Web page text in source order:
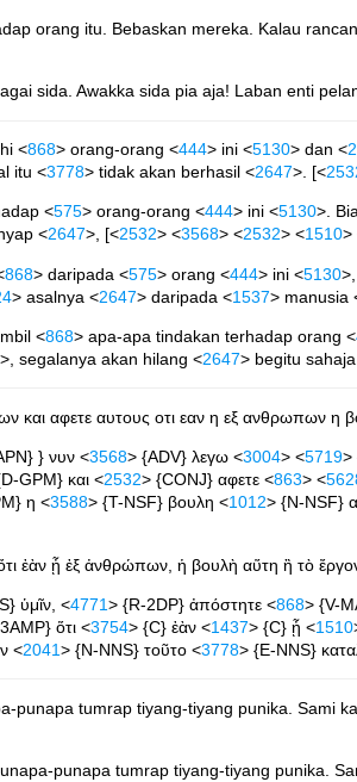
orang itu. Bebaskan mereka. Kalau
sida. Awakka sida pia aja! Laban enti
<868> orang-orang <444> ini <5130> dan <
itu <3778> tidak akan berhasil <2647>. [<
<575> orang-orang <444> ini <5130>.
<2647>, [<2532> <3568> <2532> <1510>
868> daripada <575> orang <444> ini <5130
> asalnya <2647> daripada <1537> manusia
<868> apa-apa tindakan terhadap orang <
>, segalanya akan hilang <2647> begitu
αφετε αυτους οτι εαν η εξ ανθρωπων η
} νυν <3568> {ADV} λεγω <3004> <5719>
GPM} και <2532> {CONJ} αφετε <863> <
η <3588> {T-NSF} βουλη <1012> {N-NSF}
ἐὰν ᾖ ἐξ ἀνθρώπων, ἡ βουλὴ αὕτη ἢ τὸ ἔργον
ὑμῖν, <4771> {R-2DP} ἀπόστητε <868> {V-
ὅτι <3754> {C} ἐὰν <1437> {C} ᾖ <1510
<2041> {N-NNS} τοῦτο <3778> {E-NNS}
tumrap tiyang-tiyang punika. Sami
punapa tumrap tiyang-tiyang punika.